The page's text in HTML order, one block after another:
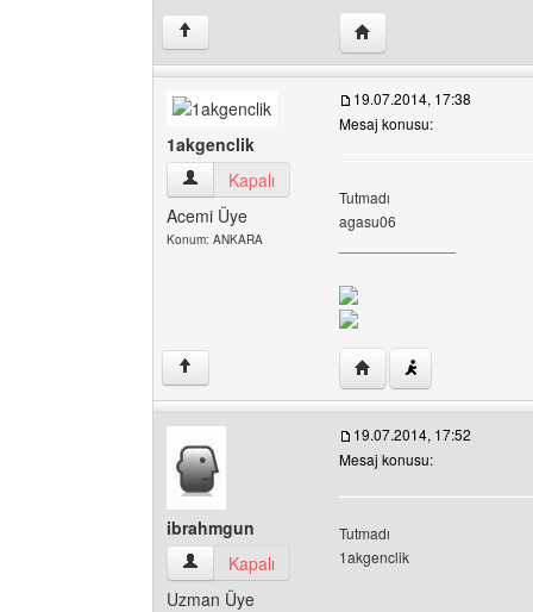
↑ Yazarın web sitesini
1akgenclik
1akgenclik Kullanıcının profilini görüntüle
Kapalı
Acemi Üye
Konum: ANKARA
19.07.2014, 17:38
Mesaj konusu:
Tutmadı
agasu06
↑ Yazarın web sitesini
ibrahmgun
ibrahmgun Kullanıcının profilini görüntüle
Kapalı
Uzman Üye
19.07.2014, 17:52
Mesaj konusu:
Tutmadı
1akgenclik